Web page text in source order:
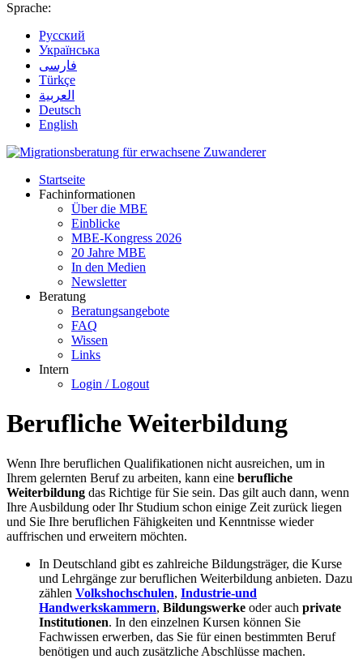
Sprache:
Русский
Українська
فارسی
Türkçe
العربية
Deutsch
English
Startseite
Fachinformationen
Über die MBE
Einblicke
MBE-Kongress 2026
20 Jahre MBE
In den Medien
Newsletter
Beratung
Beratungsangebote
FAQ
Wissen
Links
Intern
Login / Logout
Berufliche Weiterbildung
Wenn Ihre beruflichen Qualifikationen nicht ausreichen, um in
Ihrem gelernten Beruf zu arbeiten, kann eine berufliche
Weiterbildung das Richtige für Sie sein. Das gilt auch dann, wenn
Ihre Ausbildung oder Ihr Studium schon einige Zeit zurück liegen
und Sie Ihre beruflichen Fähigkeiten und Kenntnisse wieder
auffrischen und erweitern möchten.
In Deutschland gibt es zahlreiche Bildungsträger, die Kurse
und Lehrgänge zur beruflichen Weiterbildung anbieten. Dazu
zählen Volkshochschulen, Industrie-und
Handwerkskammern, Bildungswerke oder auch private
Institutionen. In den einzelnen Kursen können Sie
Fachwissen erwerben, das Sie für einen bestimmten Beruf
benötigen und auch zusätzliche Abschlüsse machen.